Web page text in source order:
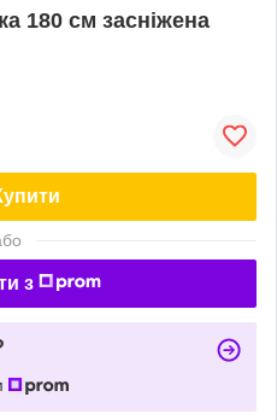
180 см засніжена
з